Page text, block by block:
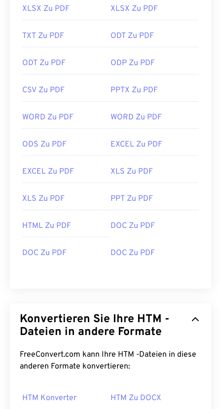
XLSX Zu PDF XLSX Zu PDF
TXT Zu PDF ODT Zu PDF
ODT Zu PDF ODP Zu PDF
CSV Zu PDF PPTX Zu PDF
WORD Zu PDF WORD Zu PDF
ODS Zu PDF EXCEL Zu PDF
EXCEL Zu PDF XLS Zu PDF
XLS Zu PDF PPT Zu PDF
HTML Zu PDF DOC Zu PDF
DOC Zu PDF DOC Zu PDF
Konvertieren Sie Ihre HTM -
Dateien in andere Formate
FreeConvert.com kann Ihre HTM -Dateien in diese
anderen Formate konvertieren:
HTM Konverter HTM Zu DOCX